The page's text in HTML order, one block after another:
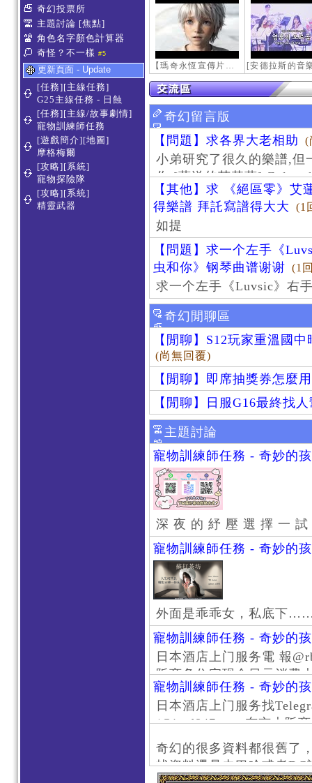
奇幻投票所
主題討論 [焦點]
角色名字顏色計算器
奇怪？不一樣 #5
更新頁面 - Update
[任務][主線任務]
G25主線任務 - 日蝕
[任務][主線/故事劇情]
寵物訓練師任務
[遊戲簡介][地圖]
摩格梅爾
[攻略][系統]
寵物探險隊
[攻略][系統]
精靈武器
【瑪奇永恆宣傳片】最初的感動
奇幻留言版
【問題】求各界大老相助
(
小弟研究了很久的樂譜,但
作 [葬送的芙莉蓮]-
【其他】求 《絕區零》艾
得樂譜 拜託寫譜得大大
(1
如提
【問題】求一个左手《
虫和你》钢琴曲谱谢谢 (1
求一个左手《Luvsic》右
奇幻閒聊區
【閒聊】S12玩家重溫國
(尚無回覆)
【閒聊】即席抽獎券怎麼
【閒聊】日服G16最終找
主題討論
寵物訓練師任務 - 奇妙的
深 夜 的 紓 壓 選 擇 一
寵物訓練師任務 - 奇妙的
外面是乖乖女，私底下
寵物訓練師任務 - 奇妙的
日本酒店上门服务電 報
阪商务住宅现金日元消费
京风俗 #大阪风俗 #东京
上门服务新宿风俗 #梅田
#日本萝莉 #大阪萝莉 #日
寵物訓練師任務 - 奇妙的
日本酒店上门服务找
/@jptd847utpp 东京大阪
京旅游 #大阪旅游 #东京
东京上门服务 #大阪上门
心斋桥风俗 #日本女孩 #
奇幻的很多資料都很舊了
找資料還是去巴哈或者